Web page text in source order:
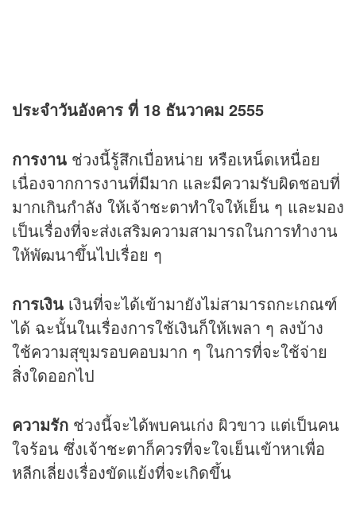
ประจำวันอังคาร ที่ 18 ธันวาคม 2555
การงาน ช่วงนี้รู้สึกเบื่อหน่าย หรือเหน็ดเหนื่อย
เนื่องจากการงานที่มีมาก และมีความรับผิดชอบที่
มากเกินกำลัง ให้เจ้าชะตาทำใจให้เย็น ๆ และมอง
เป็นเรื่องที่จะส่งเสริมความสามารถในการทำงาน
ให้พัฒนาขึ้นไปเรื่อย ๆ
การเงิน เงินที่จะได้เข้ามายังไม่สามารถกะเกณฑ์
ได้ ฉะนั้นในเรื่องการใช้เงินก็ให้เพลา ๆ ลงบ้าง
ใช้ความสุขุมรอบคอบมาก ๆ ในการที่จะใช้จ่าย
สิ่งใดออกไป
ความรัก ช่วงนี้จะได้พบคนเก่ง ผิวขาว แต่เป็นคน
ใจร้อน ซึ่งเจ้าชะตาก็ควรที่จะใจเย็นเข้าหาเพื่อ
หลีกเลี่ยงเรื่องขัดแย้งที่จะเกิดขึ้น